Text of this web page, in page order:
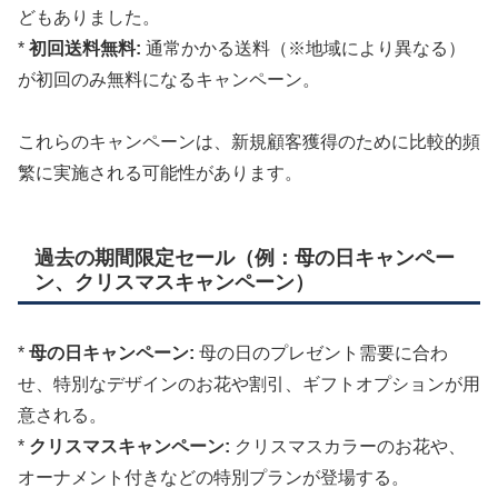
どもありました。
* 初回送料無料: 通常かかる送料（※地域により異なる）
が初回のみ無料になるキャンペーン。
これらのキャンペーンは、新規顧客獲得のために比較的頻
繁に実施される可能性があります。
過去の期間限定セール（例：母の日キャンペー
ン、クリスマスキャンペーン）
* 母の日キャンペーン: 母の日のプレゼント需要に合わ
せ、特別なデザインのお花や割引、ギフトオプションが用
意される。
* クリスマスキャンペーン: クリスマスカラーのお花や、
オーナメント付きなどの特別プランが登場する。